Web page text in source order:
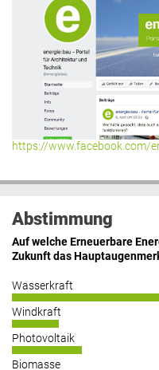
https://www.facebook.com/
Abstimmung
Auf welche Erneuerbare
Zukunft das
Wasserkraft
Windkraft
Photovoltaik
Biomasse